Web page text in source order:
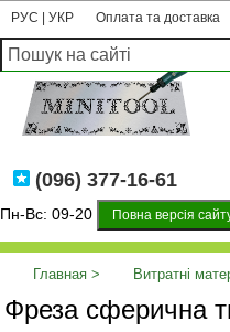
РУС УКР Оплата та доставка
(096) 377-16-61
Пн-Вс: 09-20 Повна версія
Главная Витратні
твердосплавна (Львів)
Фреза сферична